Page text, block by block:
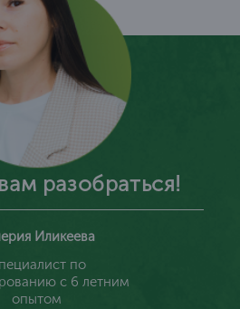
разобраться!
Иликеева
по
с 6 летним
опытом